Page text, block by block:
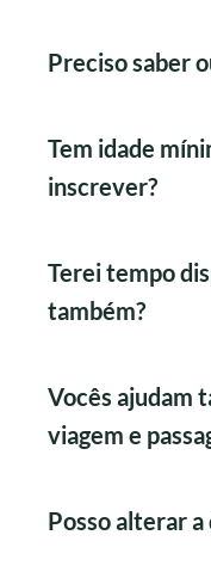
Preciso saber
Tem idade
inscrever?
Terei tempo
também?
Vocês ajudam
viagem e
Posso alterar a